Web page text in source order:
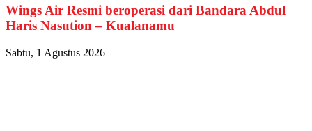
Wings Air Resmi beroperasi dari Bandara Abdul
Haris Nasution – Kualanamu
Sabtu, 1 Agustus 2026